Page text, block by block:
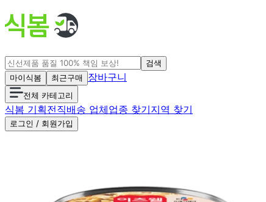
검색
마이식봄
최근구매 장바구니
전체 카테고리
식봄 기획전직배송 업체업종 찾기지역 찾기
로그인 / 회원가입